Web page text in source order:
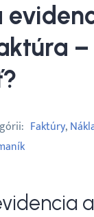
Faktúry
a